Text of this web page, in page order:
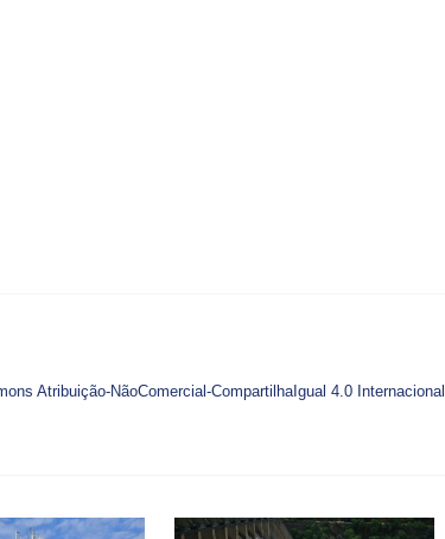
Atribuição-NãoComercial-CompartilhaIgual 4.0 Internacional